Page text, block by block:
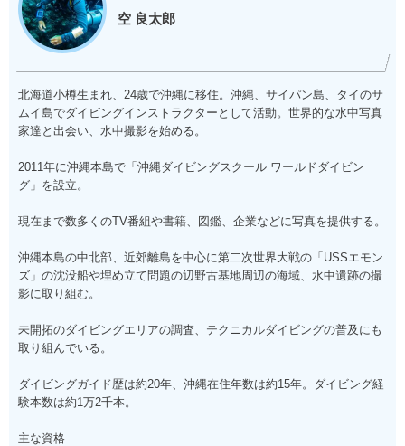
空 良太郎
北海道小樽生まれ、24歳で沖縄に移住。沖縄、サイパン島、タイのサ
ムイ島でダイビングインストラクターとして活動。世界的な水中写真
家達と出会い、水中撮影を始める。
2011年に沖縄本島で「沖縄ダイビングスクール ワールドダイビン
グ」を設立。
現在まで数多くのTV番組や書籍、図鑑、企業などに写真を提供する。
沖縄本島の中北部、近郊離島を中心に第二次世界大戦の「USSエモン
ズ」の沈没船や埋め立て問題の辺野古基地周辺の海域、水中遺跡の撮
影に取り組む。
未開拓のダイビングエリアの調査、テクニカルダイビングの普及にも
取り組んでいる。
ダイビングガイド歴は約20年、沖縄在住年数は約15年。ダイビング経
験本数は約1万2千本。
主な資格